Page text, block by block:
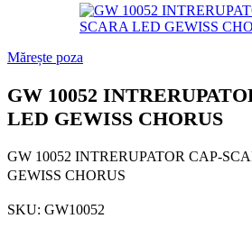
Mărește poza
GW 10052
LED GEWISS CHORUS
GW 10052 INTRERUPATOR CAP-
GEWISS CHORUS
SKU: GW10052